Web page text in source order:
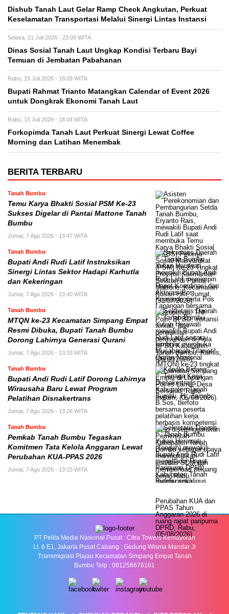
Dishub Tanah Laut Gelar Ramp Check Angkutan, Perkuat
Keselamatan Transportasi Melalui Sinergi Lintas Instansi
Selasa, 21 Juli 2026 - 23:09 WITA
Dinas Sosial Tanah Laut Ungkap Kondisi Terbaru Bayi
Temuan di Jembatan Pabahanan
Rabu, 15 Juli 2026 - 18:09 WITA
Bupati Rahmat Trianto Matangkan Calendar of Event 2026
untuk Dongkrak Ekonomi Tanah Laut
Rabu, 15 Juli 2026 - 18:04 WITA
Forkopimda Tanah Laut Perkuat Sinergi Lewat Coffee
Morning dan Latihan Menembak
BERITA TERBARU
Tanah Bumbu
Temu Karya Bhakti Sosial PSM Ke-23
Sukses Digelar di Pantai Mattone Tanah
Bumbu
Jumat, 7 Agu 2026 - 13:47 WITA
Tanah Bumbu
Bupati Andi Rudi Latif Instruksikan
Sinergi Lintas Sektor Hadapi Karhutla
dan Kekeringan
Jumat, 7 Agu 2026 - 13:40 WITA
Tanah Bumbu
MTQN ke-23 Kecamatan Simpang Empat
Resmi Dibuka, Bupati Tanah Bumbu
Dorong Lahirnya Generasi Qurani
Jumat, 7 Agu 2026 - 13:33 WITA
Tanah Bumbu
Bupati Andi Rudi Latif Dorong Lahirnya
Wirausaha Baru Lewat Program
Pelatihan Disnakertrans
Jumat, 7 Agu 2026 - 13:26 WITA
Tanah Bumbu
Pemkab Tanah Bumbu Tegaskan
Komitmen Tata Kelola Anggaran Lewat
Perubahan KUA-PPAS 2026
Jumat, 7 Agu 2026 - 13:15 WITA
PT Pelita Media Nasional Pusat : Citra Towers Kemayoran
Lt. 6 E1, Jakarta Pusat Cabang : Gedung Wisma Mandar Jl
Transmigrasi Plajau Kecamatan Simpang Empat Tanah
Bumbu Telp : 081256676161